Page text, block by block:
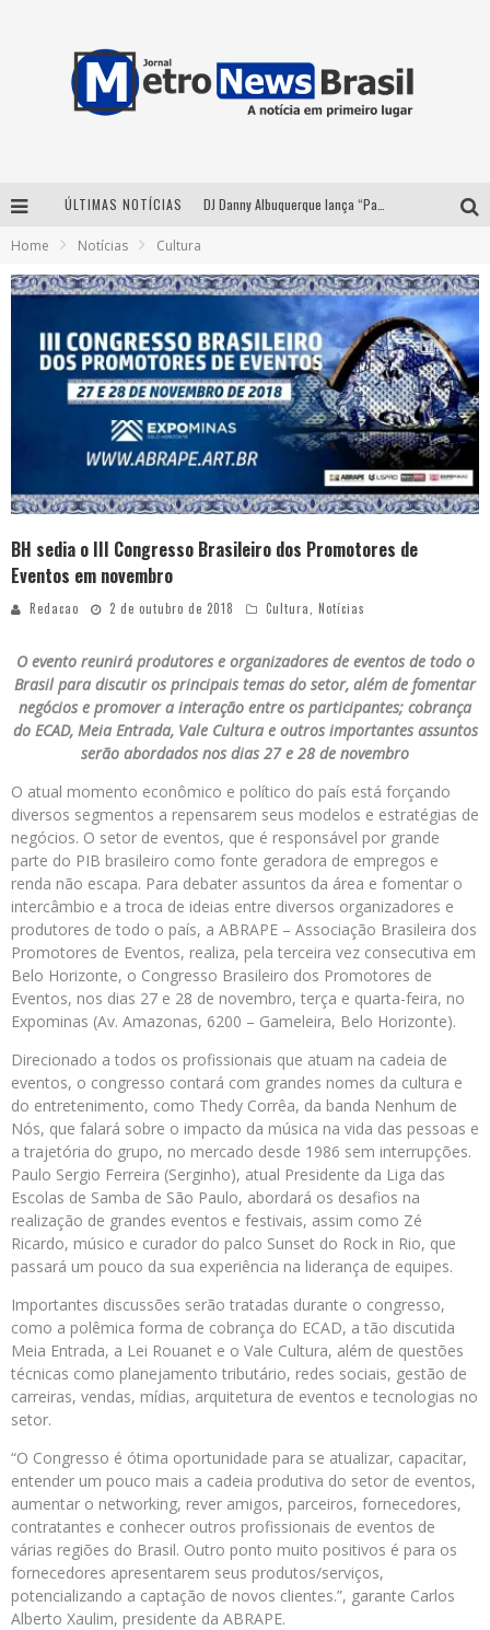
ÚLTIMAS NOTÍCIAS
Modão Mangalarga Marchador reúne Zezé Di Camargo, Clayton & Romário e Bruna Lipiani nesta sexta-feira no Expominas
Proibida anuncia retorno da Puro Malte Extra e consolida trajetória de democratização cervejeira no Brasil
Home Notícias Cultura
BH sedia o III Congresso Brasileiro dos Promotores de
Eventos em novembro
Redacao 2 de outubro de 2018 Cultura Notícias
O evento reunirá produtores e organizadores de eventos de todo o
Brasil para discutir os principais temas do setor, além de fomentar
negócios e promover a interação entre os participantes; cobrança
do ECAD, Meia Entrada, Vale Cultura e outros importantes assuntos
serão abordados nos dias 27 e 28 de novembro
O atual momento econômico e político do país está forçando
diversos segmentos a repensarem seus modelos e estratégias de
negócios. O setor de eventos, que é responsável por grande
parte do PIB brasileiro como fonte geradora de empregos e
renda não escapa. Para debater assuntos da área e fomentar o
intercâmbio e a troca de ideias entre diversos organizadores e
produtores de todo o país, a ABRAPE – Associação Brasileira dos
Promotores de Eventos, realiza, pela terceira vez consecutiva em
Belo Horizonte, o Congresso Brasileiro dos Promotores de
Eventos, nos dias 27 e 28 de novembro, terça e quarta-feira, no
Expominas (Av. Amazonas, 6200 – Gameleira, Belo Horizonte).
Direcionado a todos os profissionais que atuam na cadeia de
eventos, o congresso contará com grandes nomes da cultura e
do entretenimento, como Thedy Corrêa, da banda Nenhum de
Nós, que falará sobre o impacto da música na vida das pessoas e
a trajetória do grupo, no mercado desde 1986 sem interrupções.
Paulo Sergio Ferreira (Serginho), atual Presidente da Liga das
Escolas de Samba de São Paulo, abordará os desafios na
realização de grandes eventos e festivais, assim como Zé
Ricardo, músico e curador do palco Sunset do Rock in Rio, que
passará um pouco da sua experiência na liderança de equipes.
Importantes discussões serão tratadas durante o congresso,
como a polêmica forma de cobrança do ECAD, a tão discutida
Meia Entrada, a Lei Rouanet e o Vale Cultura, além de questões
técnicas como planejamento tributário, redes sociais, gestão de
carreiras, vendas, mídias, arquitetura de eventos e tecnologias no
setor.
“O Congresso é ótima oportunidade para se atualizar, capacitar,
entender um pouco mais a cadeia produtiva do setor de eventos,
aumentar o networking, rever amigos, parceiros, fornecedores,
contratantes e conhecer outros profissionais de eventos de
várias regiões do Brasil. Outro ponto muito positivos é para os
fornecedores apresentarem seus produtos/serviços,
potencializando a captação de novos clientes.”, garante Carlos
Alberto Xaulim, presidente da ABRAPE.